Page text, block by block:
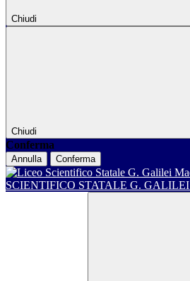
Chiudi
Chiudi
Conferma
Annulla Conferma
SCIENTIFICO STATALE G. GALILEI